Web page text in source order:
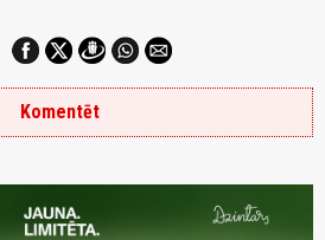
Komentēt